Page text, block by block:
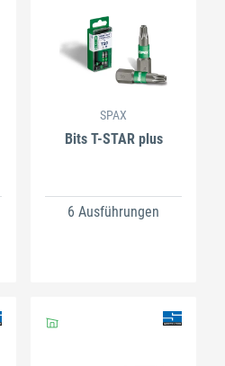
SPAX
Bits T-STAR plus
6 Ausführungen